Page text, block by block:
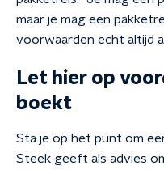
maar je mag een
voorwaarden echt altijd
Let hier op
boekt
Sta je op het punt om
Steek geeft als advies